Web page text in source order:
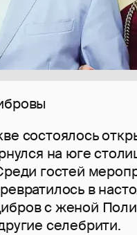
состоялось
на юге
гостей
в
с женой
селебрити.